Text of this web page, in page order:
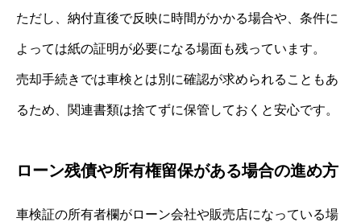
ただし、納付直後で反映に時間がかかる場合や、条件に
よっては紙の証明が必要になる場面も残っています。
売却手続きでは車検とは別に確認が求められることもあ
るため、関連書類は捨てずに保管しておくと安心です。
ローン残債や所有権留保がある場合の進め方
車検証の所有者欄がローン会社や販売店になっている場